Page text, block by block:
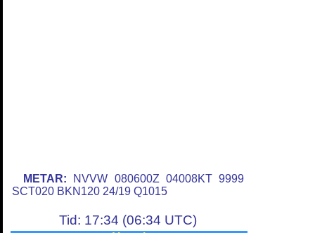
METAR: NVVW 080600Z 04008KT 9999
SCT020 BKN120 24/19 Q1015
Tid: 17:34 (06:34 UTC)